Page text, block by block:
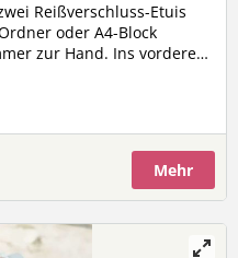
Reißverschluss-Etuis
oder A4-Block
Ins vordere
ist mit abwaschbarem
z.B. eine Gesichtsmaske
ausgewischt und
Geld/Bankomatkarte,
und Geldschein/Karten
Mehr